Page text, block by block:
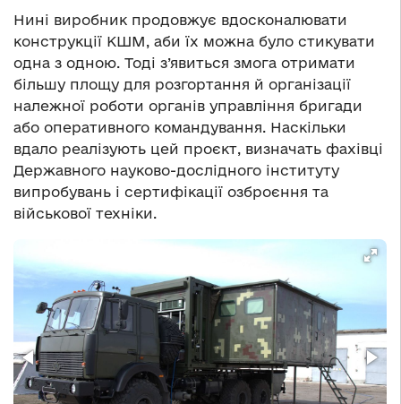
Нині виробник продовжує вдосконалювати
конструкції КШМ, аби їх можна було стикувати
одна з одною. Тоді з’явиться змога отримати
більшу площу для розгортання й організації
належної роботи органів управління бригади
або оперативного командування. Наскільки
вдало реалізують цей проєкт, визначать фахівці
Державного науково-дослідного інституту
випробувань і сертифікації озброєння та
військової техніки.